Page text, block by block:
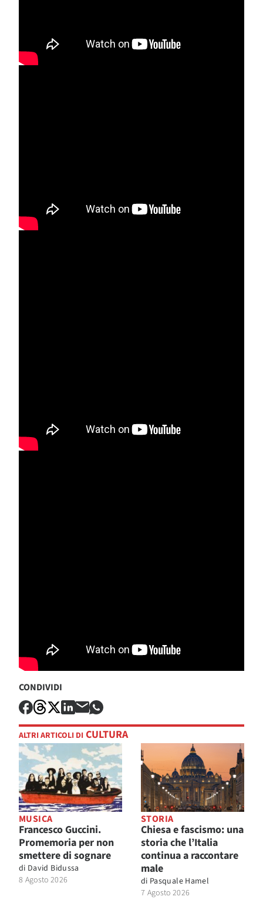
CONDIVIDI
ALTRI ARTICOLI DI CULTURA
MUSICA
Francesco Guccini.
Promemoria per non
smettere di sognare
di David Bidussa
8 Agosto 2026
STORIA
Chiesa e fascismo: una
storia che l’Italia
continua a raccontare
male
di Pasquale Hamel
7 Agosto 2026